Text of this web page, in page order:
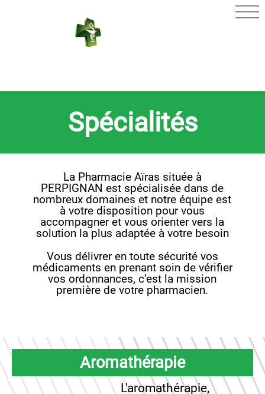
Spécialités
La Pharmacie Aïras située à
PERPIGNAN est spécialisée dans de
nombreux domaines et notre équipe est
à votre disposition pour vous
accompagner et vous orienter vers la
solution la plus adaptée à votre besoin
Vous délivrer en toute sécurité vos
médicaments en prenant soin de vérifier
vos ordonnances, c’est la mission
première de votre pharmacien.
Aromathérapie
L'aromathérapie,